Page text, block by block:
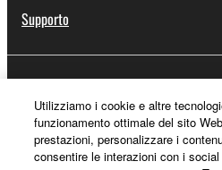
Supporto
Informazioni su Yamaha
Utilizziamo i cookie e altre
funzionamento ottimale del sito
prestazioni, personalizzare i
consentire le interazioni con i